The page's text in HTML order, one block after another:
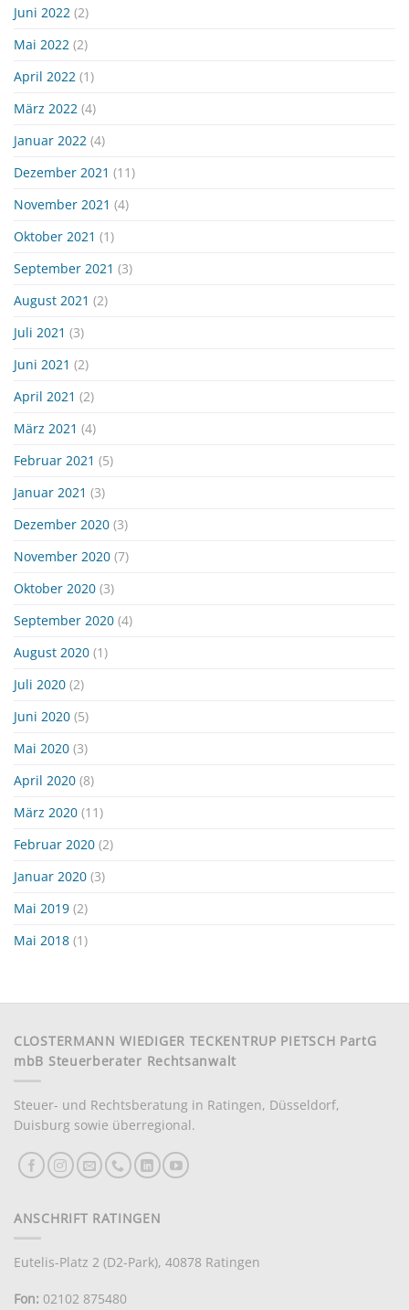
Juni 2022 (2)
Mai 2022 (2)
April 2022 (1)
März 2022 (4)
Januar 2022 (4)
Dezember 2021 (11)
November 2021 (4)
Oktober 2021 (1)
September 2021 (3)
August 2021 (2)
Juli 2021 (3)
Juni 2021 (2)
April 2021 (2)
März 2021 (4)
Februar 2021 (5)
Januar 2021 (3)
Dezember 2020 (3)
November 2020 (7)
Oktober 2020 (3)
September 2020 (4)
August 2020 (1)
Juli 2020 (2)
Juni 2020 (5)
Mai 2020 (3)
April 2020 (8)
März 2020 (11)
Februar 2020 (2)
Januar 2020 (3)
Mai 2019 (2)
Mai 2018 (1)
CLOSTERMANN WIEDIGER TECKENTRUP PIETSCH PartG
mbB Steuerberater Rechtsanwalt
Steuer- und Rechtsberatung in Ratingen, Düsseldorf,
Duisburg sowie überregional.
ANSCHRIFT RATINGEN
Eutelis-Platz 2 (D2-Park), 40878 Ratingen
Fon: 02102 875480